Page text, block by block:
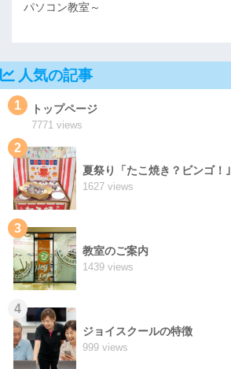
パソコン教室～
人気の記事
1 トップページ
7771 views
2
夏祭り「たこ焼き？ビンゴ！｣
1627 views
3
教室のご案内
1439 views
4
ジョイスクールの特徴
999 views